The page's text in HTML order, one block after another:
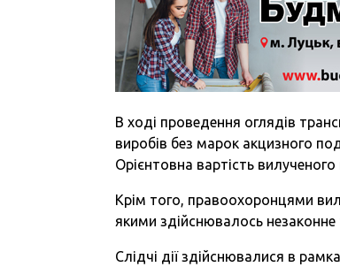
В ході проведення оглядів
виробів без марок акцизного
Орієнтовна вартість
Крім того, правоохоронцями
якими здійснювалось
Слідчі дії здійснювалися в